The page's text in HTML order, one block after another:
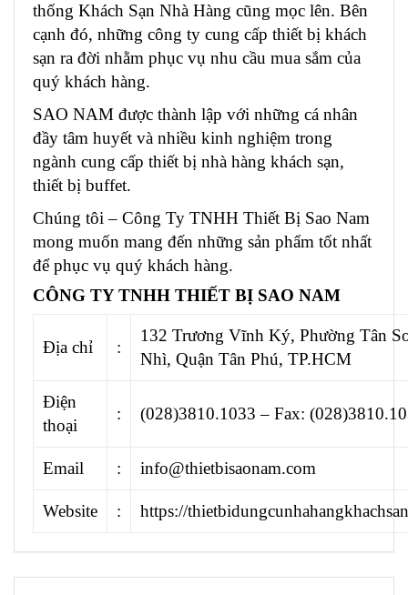
thống Khách Sạn Nhà Hàng cũng mọc lên. Bên
cạnh đó, những công ty cung cấp thiết bị khách
sạn ra đời nhằm phục vụ nhu cầu mua sắm của
quý khách hàng.
SAO NAM được thành lập với những cá nhân
đầy tâm huyết và nhiều kinh nghiệm trong
ngành cung cấp thiết bị nhà hàng khách sạn,
thiết bị buffet.
Chúng tôi – Công Ty TNHH Thiết Bị Sao Nam
mong muốn mang đến những sản phẩm tốt nhất
để phục vụ quý khách hàng.
CÔNG TY TNHH THIẾT BỊ SAO NAM
Địa chỉ :
132 Trương Vĩnh Ký, Phường Tân
Nhì, Quận Tân Phú, TP.HCM
Điện
thoại
: (028)3810.1033 – Fax:
Email : info@thietbisaonam.com
Website : https://